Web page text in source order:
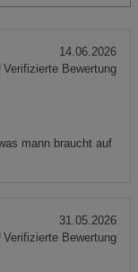
mann braucht auf
14.06.2026
Verifizierte Bewertung
31.05.2026
Verifizierte Bewertung